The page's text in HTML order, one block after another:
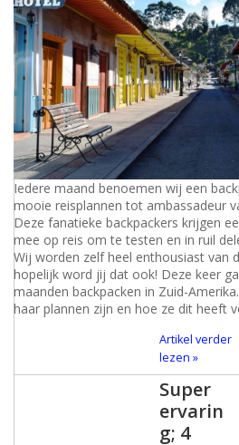
Iedere maand benoemen wij een
mooie reisplannen tot ambassadeur
Deze fanatieke backpackers krijgen
mee op reis om te testen en in ruil
Wij worden zelf heel enthousiast van
hopelijk word jij dat ook! Deze keer
maanden backpacken in Zuid-
haar plannen zijn en hoe ze dit heeft
Artikel verder
lezen »
Super
ervarin
g; 4